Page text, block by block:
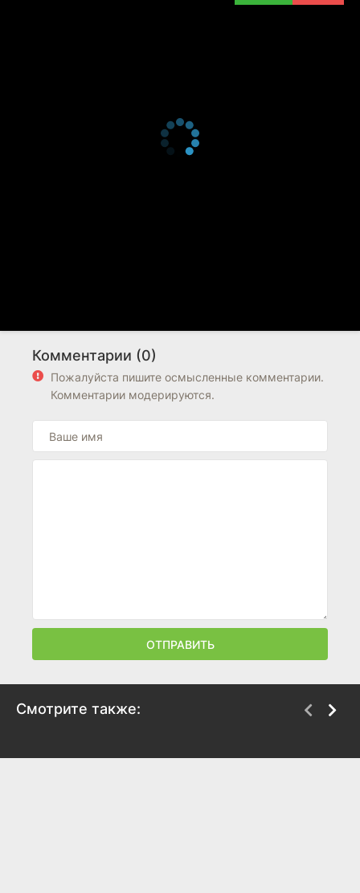
Комментарии (0)
Пожалуйста пишите осмысленные комментарии.
Комментарии модерируются.
ОТПРАВИТЬ
Смотрите также: